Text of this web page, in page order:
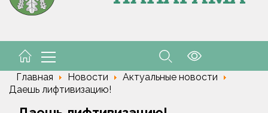
Огород без простоев: превращаем чесночную грядку в
Губернатор поздравил строителей с профессиональным
Главная Новости
Актуальные новости
Даешь лифтивизацию!